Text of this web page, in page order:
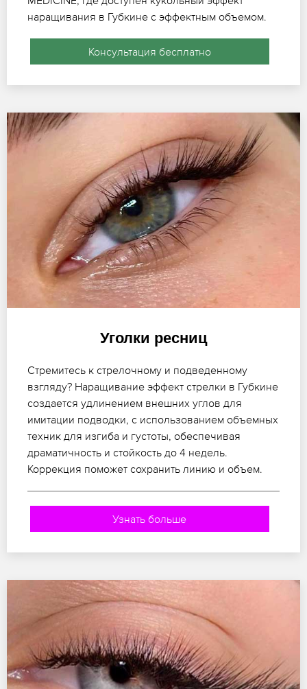
наращивания в Губкине с эффектным объемом.
Консультация бесплатно
Уголки ресниц
Стремитесь к стрелочному и подведенному
взгляду? Наращивание эффект стрелки в Губкине
создается удлинением внешних углов для
имитации подводки, с использованием объемных
техник для изгиба и густоты, обеспечивая
драматичность и стойкость до 4 недель.
Коррекция поможет сохранить линию и объем.
Узнать больше